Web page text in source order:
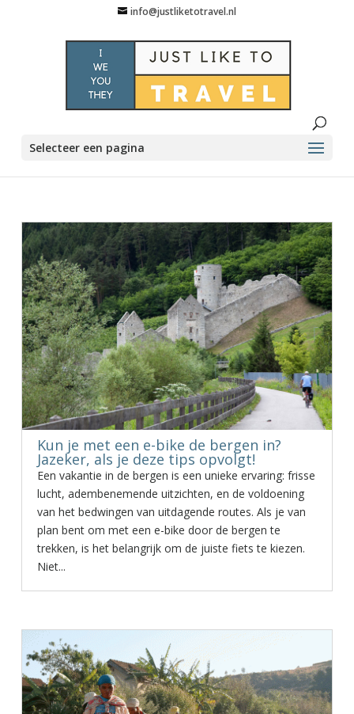
info@justliketotravel.nl
Selecteer een pagina
Kun je met een e-bike de bergen in?
Jazeker, als je deze tips opvolgt!
Een vakantie in de bergen is een unieke ervaring: frisse
lucht, adembenemende uitzichten, en de voldoening
van het bedwingen van uitdagende routes. Als je van
plan bent om met een e-bike door de bergen te
trekken, is het belangrijk om de juiste fiets te kiezen.
Niet...